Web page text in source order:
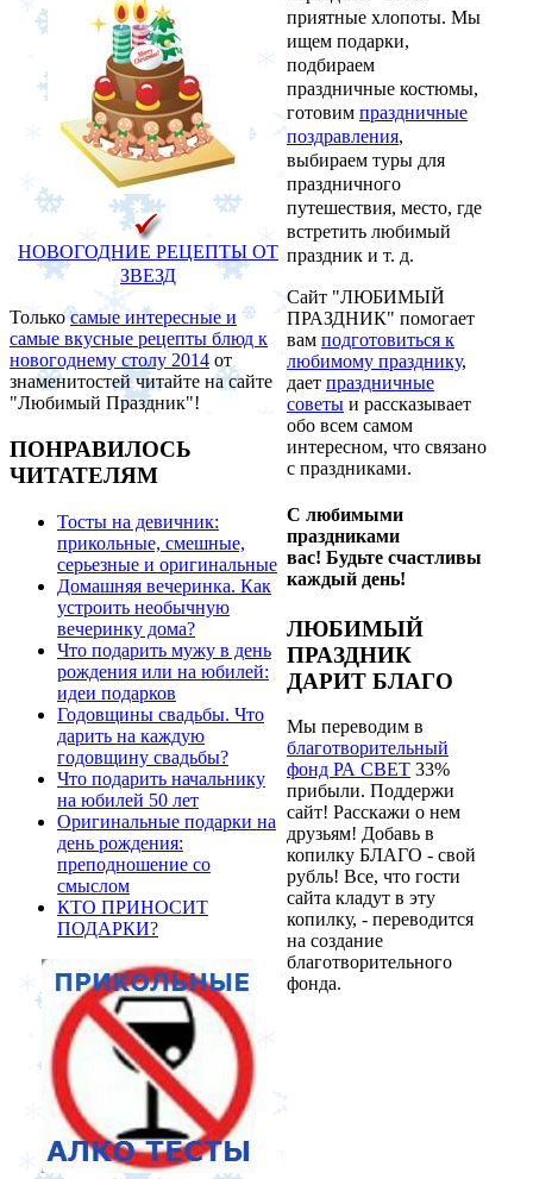
НОВОГОДНИЕ РЕЦЕПТЫ ОТ
ЗВЕЗД
Толькосамые интересные и
самые вкусные рецепты блюд к
новогоднему столу 2014 от
знаменитостей читайте на сайте
"Любимый Праздник"!
ПОНРАВИЛОСЬ
ЧИТАТЕЛЯМ
Тосты на девичник:
прикольные, смешные,
серьезные и оригинальные
Домашняя вечеринка. Как
устроить необычную
вечеринку дома?
Что подарить мужу в день
рождения или на юбилей:
идеи подарков
Годовщины свадьбы. Что
дарить на каждую
годовщину свадьбы?
Что подарить начальнику
на юбилей 50 лет
Оригинальные подарки на
день рождения:
преподношение со
смыслом
КТО ПРИНОСИТ
ПОДАРКИ?
приятные хлопоты. Мы
ищем подарки,
подбираем
праздничные костюмы,
готовим праздничные
поздравления,
выбираем туры для
праздничного
путешествия, место, где
встретить любимый
праздник и т. д.
Сайт "ЛЮБИМЫЙ
ПРАЗДНИК" помогает
вам подготовиться к
любимому празднику,
дает праздничные
советы и рассказывает
обо всем самом
интересном, что связано
с праздниками.
С любимыми
праздниками
вас! Будьте счастливы
каждый день!
ЛЮБИМЫЙ
ПРАЗДНИК
ДАРИТ БЛАГО
Мы переводим в
благотворительный
фонд РА СВЕТ 33%
прибыли. Поддержи
сайт! Расскажи о нем
друзьям! Добавь в
копилку БЛАГО - свой
рубль! Все, что гости
сайта кладут в эту
копилку, - переводится
на создание
благотворительного
фонда.